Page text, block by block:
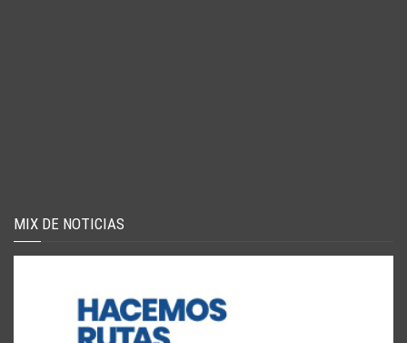
MIX DE NOTICIAS